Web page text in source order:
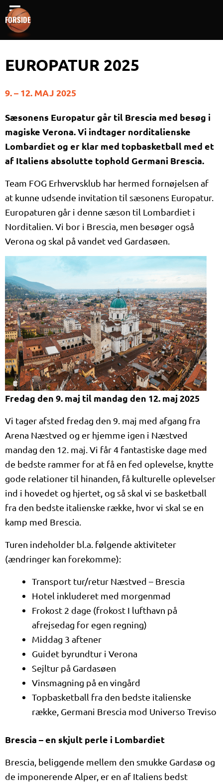
Gå
til
indholdet
FORSIDE
EUROPATUR 2025
9. – 12. MAJ 2025
Sæsonens Europatur går til Brescia med besøg i
magiske Verona. Vi indtager norditalienske
Lombardiet og er klar med topbasketball med et
af Italiens absolutte tophold Germani Brescia.
Team FOG Erhvervsklub har hermed fornøjelsen af
at kunne udsende invitation til sæsonens Europatur.
Europaturen går i denne sæson til Lombardiet i
Norditalien. Vi bor i Brescia, men besøger også
Verona og skal på vandet ved Gardasøen.
Fredag den 9. maj til mandag den 12. maj 2025
Vi tager afsted fredag den 9. maj med afgang fra
Arena Næstved og er hjemme igen i Næstved
mandag den 12. maj. Vi får 4 fantastiske dage med
de bedste rammer for at få en fed oplevelse, knytte
gode relationer til hinanden, få kulturelle oplevelser
ind i hovedet og hjertet, og så skal vi se basketball
fra den bedste italienske række, hvor vi skal se en
kamp med Brescia.
Turen indeholder bl.a. følgende aktiviteter
(ændringer kan forekomme):
Transport tur/retur Næstved – Brescia
Hotel inkluderet med morgenmad
Frokost 2 dage (frokost I lufthavn på
afrejsedag for egen regning)
Middag 3 aftener
Guidet byrundtur i Verona
Sejltur på Gardasøen
Vinsmagning på en vingård
Topbasketball fra den bedste italienske
række, Germani Brescia mod Universo Treviso
Brescia – en skjult perle i Lombardiet
Brescia, beliggende mellem den smukke Gardasø og
de imponerende Alper, er en af Italiens bedst